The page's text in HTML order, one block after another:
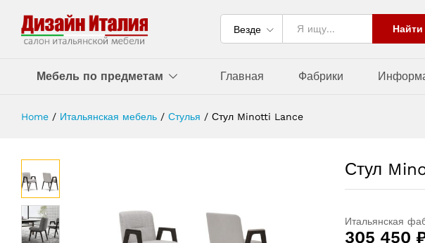
Везде Найти
Мебель по предметам Главная Фабрики
Home / Итальянская мебель / Стулья / Стул Minotti Lance
Стул
Итальянская
305 450